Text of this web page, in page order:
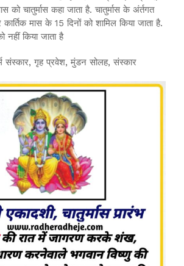
को चातुर्मास कहा जाता है. चातुर्मास के अंर्तगत
मास के 15 दिनों को शामिल किया जाता है.
नहीं किया जाता है
संस्कार, गृह प्रवेश, मुंडन सोलह, संस्कार